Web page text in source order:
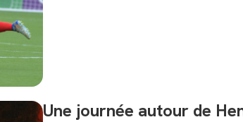
Une journée autour de